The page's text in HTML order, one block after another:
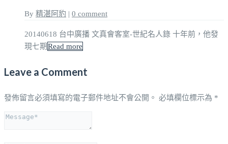
By 精湛阿豹 | 0 comment
20140618 台中廣播 文真會客室-世紀名人錄 十年前，他發
現七期Read more
Leave a Comment
發佈留言必須填寫的電子郵件地址不會公開。 必填欄位標示為 *